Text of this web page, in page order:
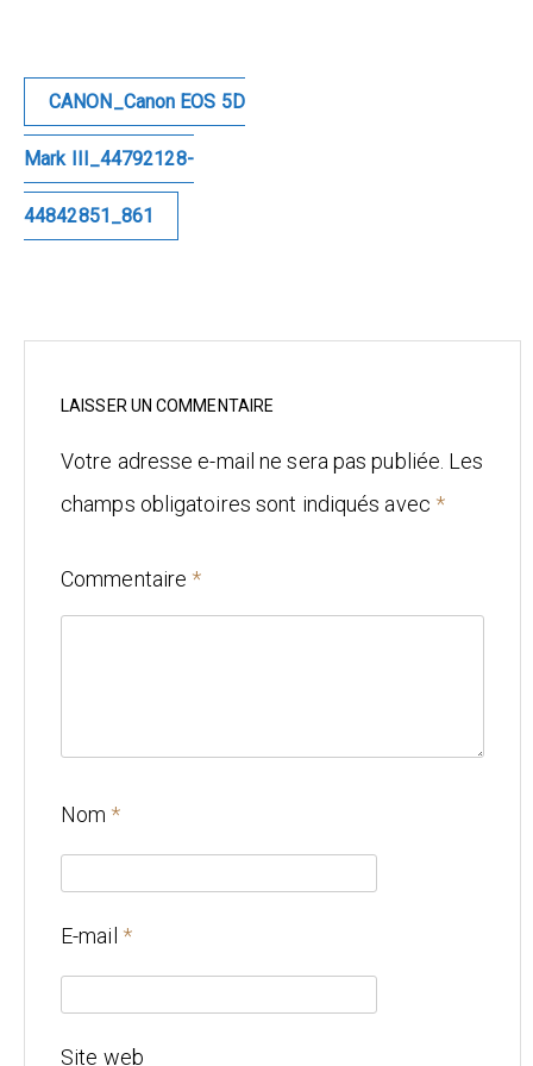
Architecture
CONTACT
Navigation
l’article
CANON_Canon EOS 5D
Mark III_44792128-
44842851_861
LAISSER UN COMMENTAIRE
Votre adresse e-mail ne sera pas publiée. Les
champs obligatoires sont indiqués avec *
Commentaire *
Nom *
E-mail *
Site web